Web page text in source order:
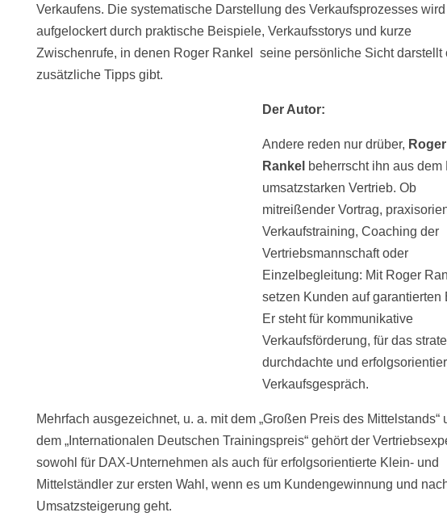
Verkaufens. Die systematische Darstellung des Verkaufsprozesses wird
aufgelockert durch praktische Beispiele, Verkaufsstorys und kurze
Zwischenrufe, in denen Roger Rankel seine persönliche Sicht darstellt
zusätzliche Tipps gibt.
Der Autor:
Andere reden nur drüber, Roger
Rankel beherrscht ihn aus dem
umsatzstarken Vertrieb. Ob
mitreißender Vortrag,
Verkaufstraining, Coaching der
Vertriebsmannschaft oder
Einzelbegleitung: Mit Roger
setzen Kunden auf garantierten
Er steht für kommunikative
Verkaufsförderung, für das
durchdachte und
Verkaufsgespräch.
Mehrfach ausgezeichnet, u. a. mit dem „Großen Preis des Mittelstands“
dem „Internationalen Deutschen Trainingspreis“ gehört der
sowohl für DAX-Unternehmen als auch für erfolgsorientierte Klein- und
Mittelständler zur ersten Wahl, wenn es um Kundengewinnung und
Umsatzsteigerung geht.